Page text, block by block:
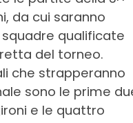
da cui saranno
qualificate
del torneo.
che strapperanno
sono le prime
e le quattro